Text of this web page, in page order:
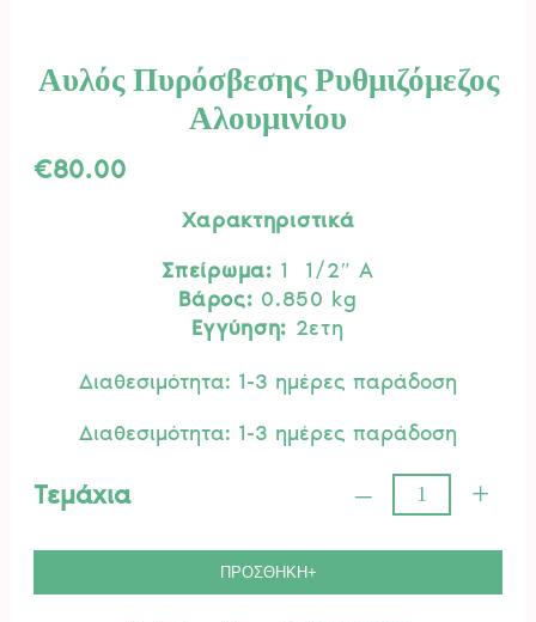
Αυλός Πυρόσβεσης Ρυθμιζόμεζος
Αλουμινίου
€80.00
Χαρακτηριστικά
Σπείρωμα: 1 1/2″ A
Βάρος: 0.850 kg
Εγγύηση: 2ετη
Διαθεσιμότητα: 1-3 ημέρες παράδοση
Διαθεσιμότητα: 1-3 ημέρες παράδοση
Τεμάχια –
Αυλός
Ρυθμιζόμεζος
ποσότητα
+
ΠΡΟΣΘΗΚΗ+